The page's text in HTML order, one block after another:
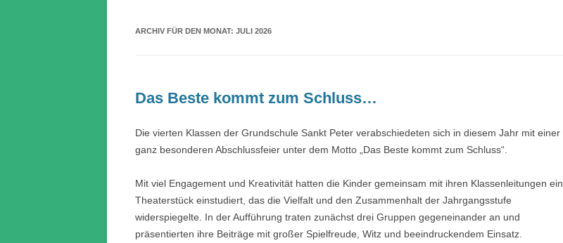
ARCHIV FÜR DEN MONAT: JULI 2026
Das Beste kommt zum Schluss…
Die vierten Klassen der Grundschule Sankt Peter verabschiedeten sich in diesem Jahr mit einer
ganz besonderen Abschlussfeier unter dem Motto „Das Beste kommt zum Schluss“.
Mit viel Engagement und Kreativität hatten die Kinder gemeinsam mit ihren Klassenleitungen ein
Theaterstück einstudiert, das die Vielfalt und den Zusammenhalt der Jahrgangsstufe
widerspiegelte. In der Aufführung traten zunächst drei Gruppen gegeneinander an und
präsentierten ihre Beiträge mit großer Spielfreude, Witz und beeindruckendem Einsatz.